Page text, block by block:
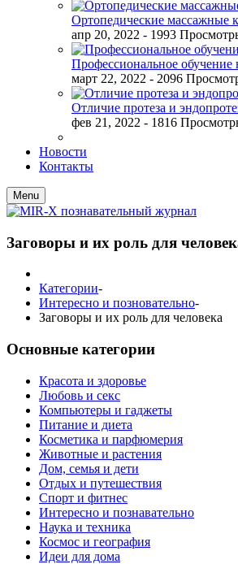
Ортопедические массажные
апр 20, 2022 - 1993
Профессиональное обучение
март 22, 2022 - 2096
Отличие протеза и
фев 21, 2022 - 1816
Новости
Контакты
Menu
Заговоры и их роль для
Категории-
Интересно и позновательно-
Заговоры и их роль для человека
Основные категории
Красота и здоровье
Любовь и секс
Компьютеры и гаджеты
Питание и диета
Косметика и парфюмерия
Животные и растения
Дом, семья и дети
Отдых и путешествия
Спорт и фитнес
Интересно и познавательно
Наука и техника
Космос и география
Идеи для дома